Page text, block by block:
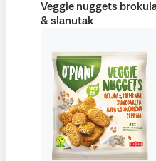
Veggie nuggets
& slanutak